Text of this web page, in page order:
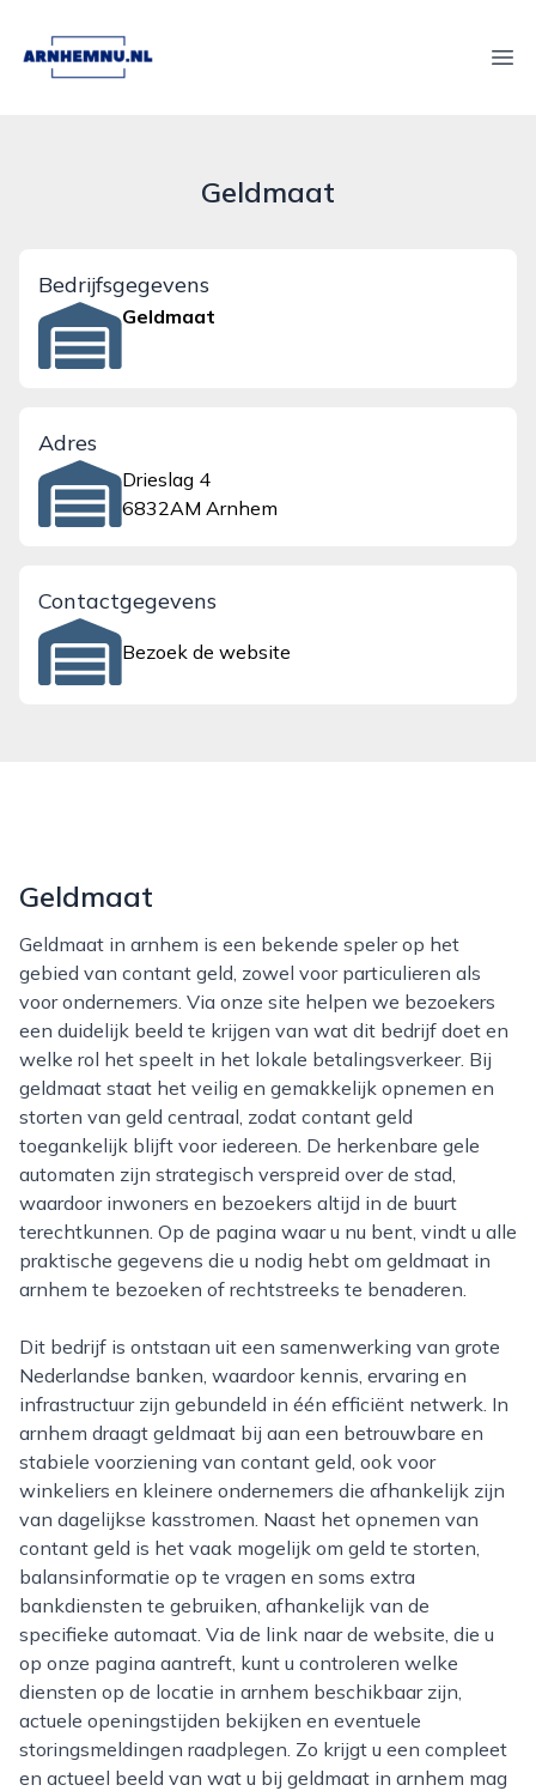
arnhemnu.nl
Geldmaat
Bedrijfsgegevens
Geldmaat
Adres
Drieslag 4
6832AM Arnhem
Contactgegevens
Bezoek de website
Geldmaat
Geldmaat in arnhem is een bekende speler op het
gebied van contant geld, zowel voor particulieren als
voor ondernemers. Via onze site helpen we bezoekers
een duidelijk beeld te krijgen van wat dit bedrijf doet en
welke rol het speelt in het lokale betalingsverkeer. Bij
geldmaat staat het veilig en gemakkelijk opnemen en
storten van geld centraal, zodat contant geld
toegankelijk blijft voor iedereen. De herkenbare gele
automaten zijn strategisch verspreid over de stad,
waardoor inwoners en bezoekers altijd in de buurt
terechtkunnen. Op de pagina waar u nu bent, vindt u alle
praktische gegevens die u nodig hebt om geldmaat in
arnhem te bezoeken of rechtstreeks te benaderen.
Dit bedrijf is ontstaan uit een samenwerking van grote
Nederlandse banken, waardoor kennis, ervaring en
infrastructuur zijn gebundeld in één efficiënt netwerk. In
arnhem draagt geldmaat bij aan een betrouwbare en
stabiele voorziening van contant geld, ook voor
winkeliers en kleinere ondernemers die afhankelijk zijn
van dagelijkse kasstromen. Naast het opnemen van
contant geld is het vaak mogelijk om geld te storten,
balansinformatie op te vragen en soms extra
bankdiensten te gebruiken, afhankelijk van de
specifieke automaat. Via de link naar de website, die u
op onze pagina aantreft, kunt u controleren welke
diensten op de locatie in arnhem beschikbaar zijn,
actuele openingstijden bekijken en eventuele
storingsmeldingen raadplegen. Zo krijgt u een compleet
en actueel beeld van wat u bij geldmaat in arnhem mag